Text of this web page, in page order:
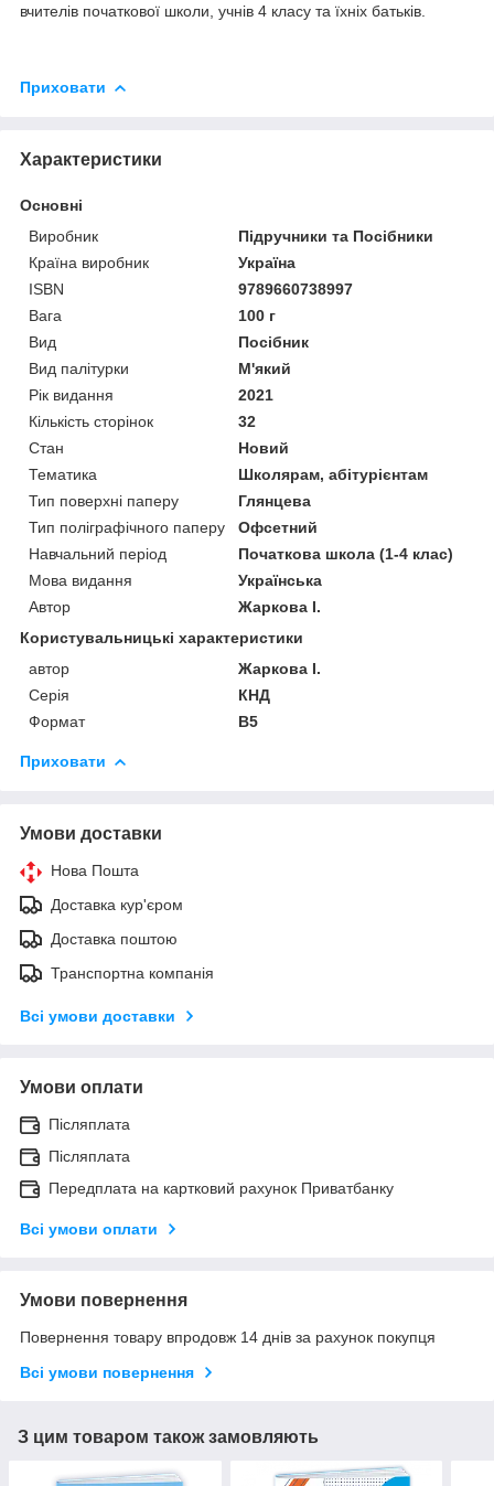
вчителів початкової школи учнів 4 класу та їхніх батьків
Приховати
Характеристики
Основні
Виробник
Підручники та Посібники
Країна виробник
Україна
ISBN
9789660738997
Вага
100 г
Вид
Посібник
Вид палітурки
М'який
Рік видання
2021
Кількість сторінок
32
Стан
Новий
Тематика
Школярам, абітурієнтам
Тип поверхні паперу
Глянцева
Тип поліграфічного паперу
Офсетний
Навчальний період
Початкова школа (1-4 клас)
Мова видання
Українська
Автор
Жаркова І.
Користувальницькі характеристики
автор
Жаркова І.
Серія
КНД
Формат
В5
Приховати
Умови доставки
Нова Пошта
Доставка кур'єром
Доставка поштою
Транспортна компанія
Всі умови доставки
Умови оплати
Післяплата
Післяплата
Передплата на картковий рахунок Приватбанку
Всі умови оплати
Умови повернення
Повернення товару впродовж 14 днів за рахунок покупця
Всі умови повернення
З цим товаром також замовляють